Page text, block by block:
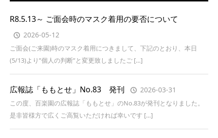
R8.5.13～ ご面会時のマスク着用の要否について
2026-05-12
ご面会(ご来園)時のマスク着用につきまして、下記のとおり、本日
(5/13)より”個人の判断”と変更致しましたご […]
広報誌「ももとせ」No.83 発刊 2026-03-31
この度、百楽園の広報誌「ももとせ」のNo.83が発刊となりました。
是非皆様方で広くご高覧いただければ幸いです […]